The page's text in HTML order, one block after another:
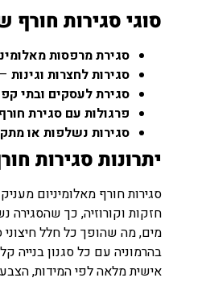
סוגי סגירות חורף
סגירת מרפסות
סגירות לחצרות וגינות
סגירת לעסקים ובתי
פרגולות עם סגירת
סגירות נשלפות או
יתרונות סגירות
סגירות חורף מאלומיניום
חזקות וקורוזיה, כך שהסגירה
מים, מה שהופך כל חלל חיצוני
בהרמוניה עם כל סגנון בנייה
אישית מלאה לפי המידות,